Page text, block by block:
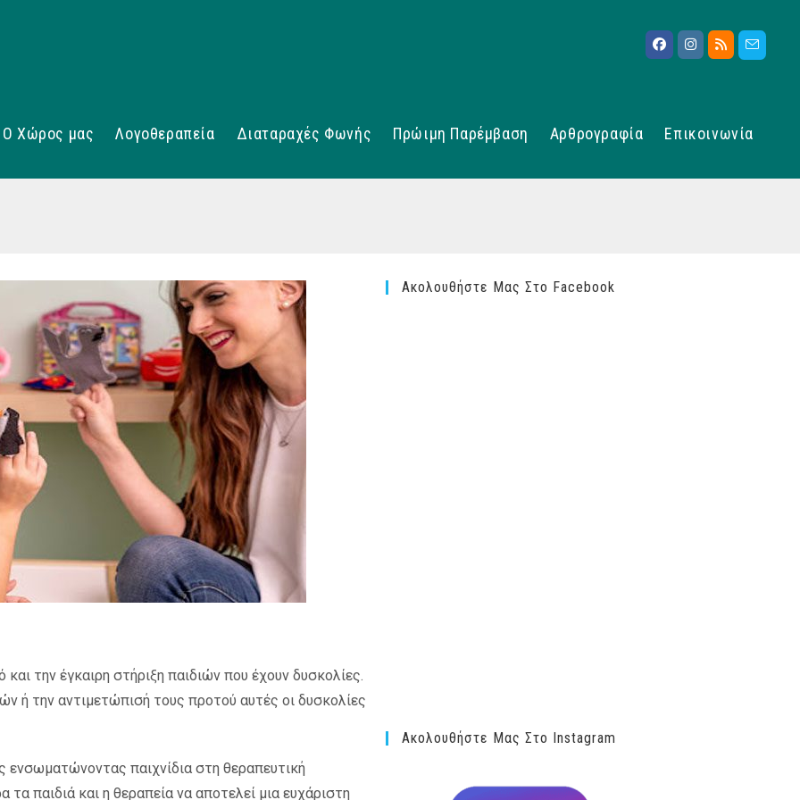
Ο Χώρος μας Λογοθεραπεία Διαταραχές Φωνής Πρώιμη Παρέμβαση Αρθρογραφία Επικοινωνία
την έγκαιρη στήριξη παιδιών που έχουν δυσκολίες.
ή την αντιμετώπισή τους προτού αυτές οι δυσκολίες
ενσωματώνοντας παιχνίδια στη θεραπευτική
παιδιά και η θεραπεία να αποτελεί μια ευχάριστη
Ακολουθήστε Μας Στο Facebook
Ακολουθήστε Μας Στο Instagram